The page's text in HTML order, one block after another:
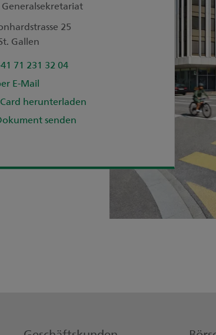
25
Gallen
71 231 32 04
E-Mail
herunterladen
senden